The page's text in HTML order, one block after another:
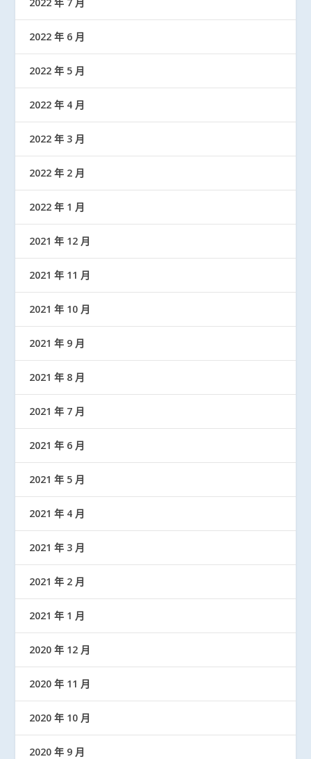
2022 年 6 月
2022 年 5 月
2022 年 4 月
2022 年 3 月
2022 年 2 月
2022 年 1 月
2021 年 12 月
2021 年 11 月
2021 年 10 月
2021 年 9 月
2021 年 8 月
2021 年 7 月
2021 年 6 月
2021 年 5 月
2021 年 4 月
2021 年 3 月
2021 年 2 月
2021 年 1 月
2020 年 12 月
2020 年 11 月
2020 年 10 月
2020 年 9 月